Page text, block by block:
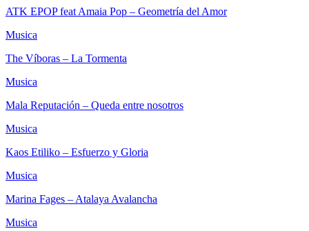
ATK EPOP feat Amaia Pop – Geometría del Amor
Musica
The Víboras – La Tormenta
Musica
Mala Reputación – Queda entre nosotros
Musica
Kaos Etiliko – Esfuerzo y Gloria
Musica
Marina Fages – Atalaya Avalancha
Musica